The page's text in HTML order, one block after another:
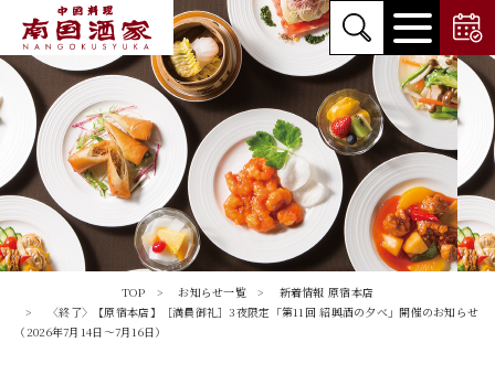
TOP お知らせ一覧 新着情報 原宿本店
〈終了〉【原宿本店】［満員御礼］3夜限定「第11回 紹興酒の夕べ」開催のお知らせ
（2026年7月14日～7月16日）